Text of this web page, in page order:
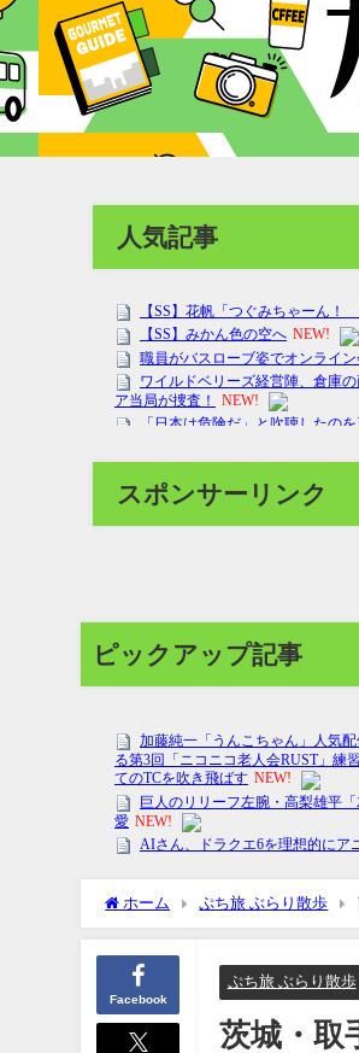
人気記事
スポンサーリンク
ピックアップ記事
ホーム ぷち旅 ぶらり散歩
Facebook
ぷち旅 ぶらり散歩
茨城・取